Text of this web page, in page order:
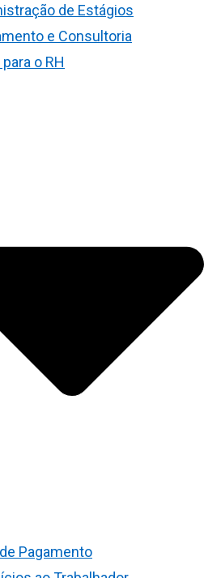
de Estágios
e Consultoria
o RH
Pagamento